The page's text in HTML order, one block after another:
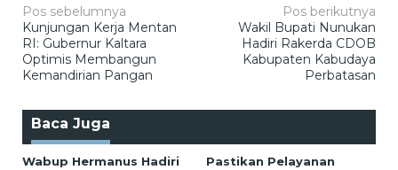
Navigasi
pos
Pos sebelumnya
Kunjungan Kerja Mentan
RI: Gubernur Kaltara
Optimis Membangun
Kemandirian Pangan
Pos berikutnya
Wakil Bupati Nunukan
Hadiri Rakerda CDOB
Kabupaten Kabudaya
Perbatasan
Baca Juga
Wabup Hermanus Hadiri
Pastikan Pelayanan